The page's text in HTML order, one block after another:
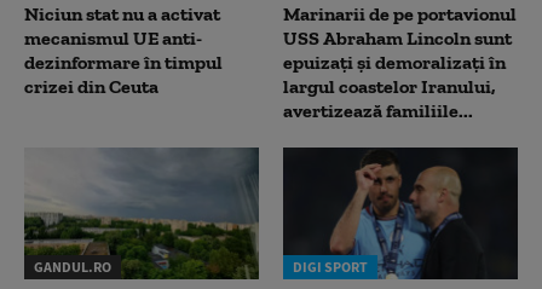
Niciun stat nu a activat
mecanismul UE anti-
dezinformare în timpul
crizei din Ceuta
Marinarii de pe portavionul
USS Abraham Lincoln sunt
epuizați și demoralizați în
largul coastelor Iranului,
avertizează familiile...
GANDUL.RO DIGI SPORT